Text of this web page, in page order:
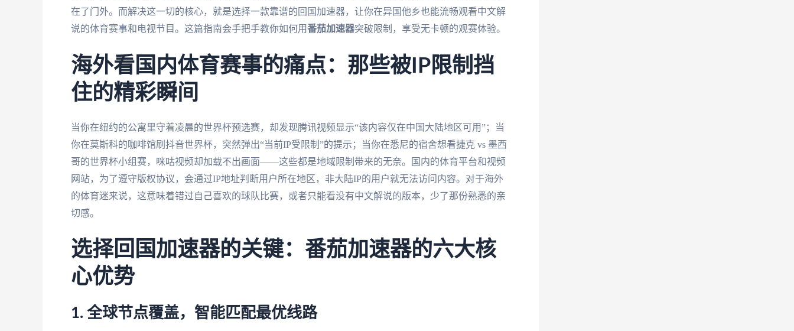
在了门外。而解决这一切的核心，就是选择一款靠谱的回国加速器，让你在异国他乡也能流畅观看中文解
说的体育赛事和电视节目。这篇指南会手把手教你如何用番茄加速器突破限制，享受无卡顿的观赛体验。
海外看国内体育赛事的痛点：那些被IP限制挡
住的精彩瞬间
当你在纽约的公寓里守着凌晨的世界杯预选赛，却发现腾讯视频显示“该内容仅在中国大陆地区可用”；当
你在莫斯科的咖啡馆刷抖音世界杯，突然弹出“当前IP受限制”的提示；当你在悉尼的宿舍想看捷克 vs 墨西
哥的世界杯小组赛，咪咕视频却加载不出画面——这些都是地域限制带来的无奈。国内的体育平台和视频
网站，为了遵守版权协议，会通过IP地址判断用户所在地区，非大陆IP的用户就无法访问内容。对于海外
的体育迷来说，这意味着错过自己喜欢的球队比赛，或者只能看没有中文解说的版本，少了那份熟悉的亲
切感。
选择回国加速器的关键：番茄加速器的六大核
心优势
1. 全球节点覆盖，智能匹配最优线路